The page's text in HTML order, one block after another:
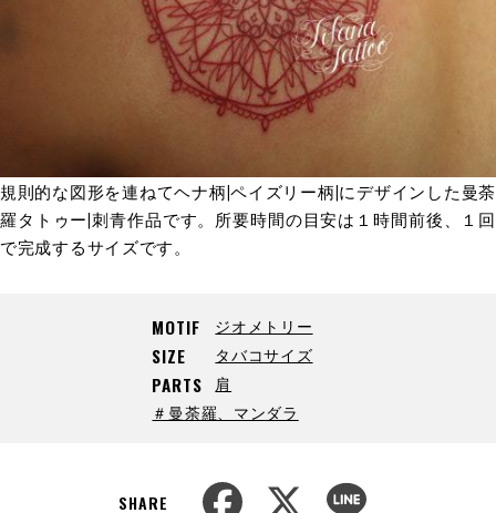
規則的な図形を連ねてヘナ柄|ペイズリー柄|にデザインした曼荼
羅タトゥー|刺青作品です。所要時間の目安は１時間前後、１回
で完成するサイズです。
MOTIF ジオメトリー
SIZE タバコサイズ
PARTS
肩
＃曼荼羅、マンダラ
SHARE